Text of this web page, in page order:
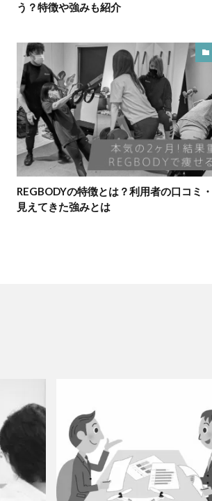
う？特徴や強みも紹介
REGBODYの特徴とは？利用者の口コミ
見えてきた強みとは